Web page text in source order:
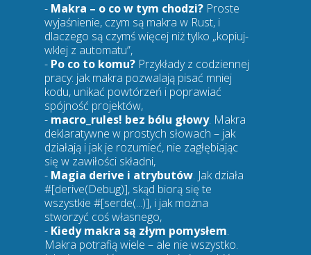
- Makra – o co w tym chodzi? Proste
wyjaśnienie, czym są makra w Rust, i
dlaczego są czymś więcej niż tylko „kopiuj-
wklej z automatu”,
- Po co to komu? Przykłady z codziennej
pracy: jak makra pozwalają pisać mniej
kodu, unikać powtórzeń i poprawiać
spójność projektów,
- macro_rules! bez bólu głowy. Makra
deklaratywne w prostych słowach – jak
działają i jak je rozumieć, nie zagłębiając
się w zawiłości składni,
- Magia derive i atrybutów. Jak działa
#[derive(Debug)], skąd biorą się te
wszystkie #[serde(...)], i jak można
stworzyć coś własnego,
- Kiedy makra są złym pomysłem.
Makra potrafią wiele – ale nie wszystko.